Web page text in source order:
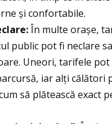
și confortabile.
În multe orașe,
public pot fi neclare
Uneori, tarifele pot
iar alți călători
să plătească exact